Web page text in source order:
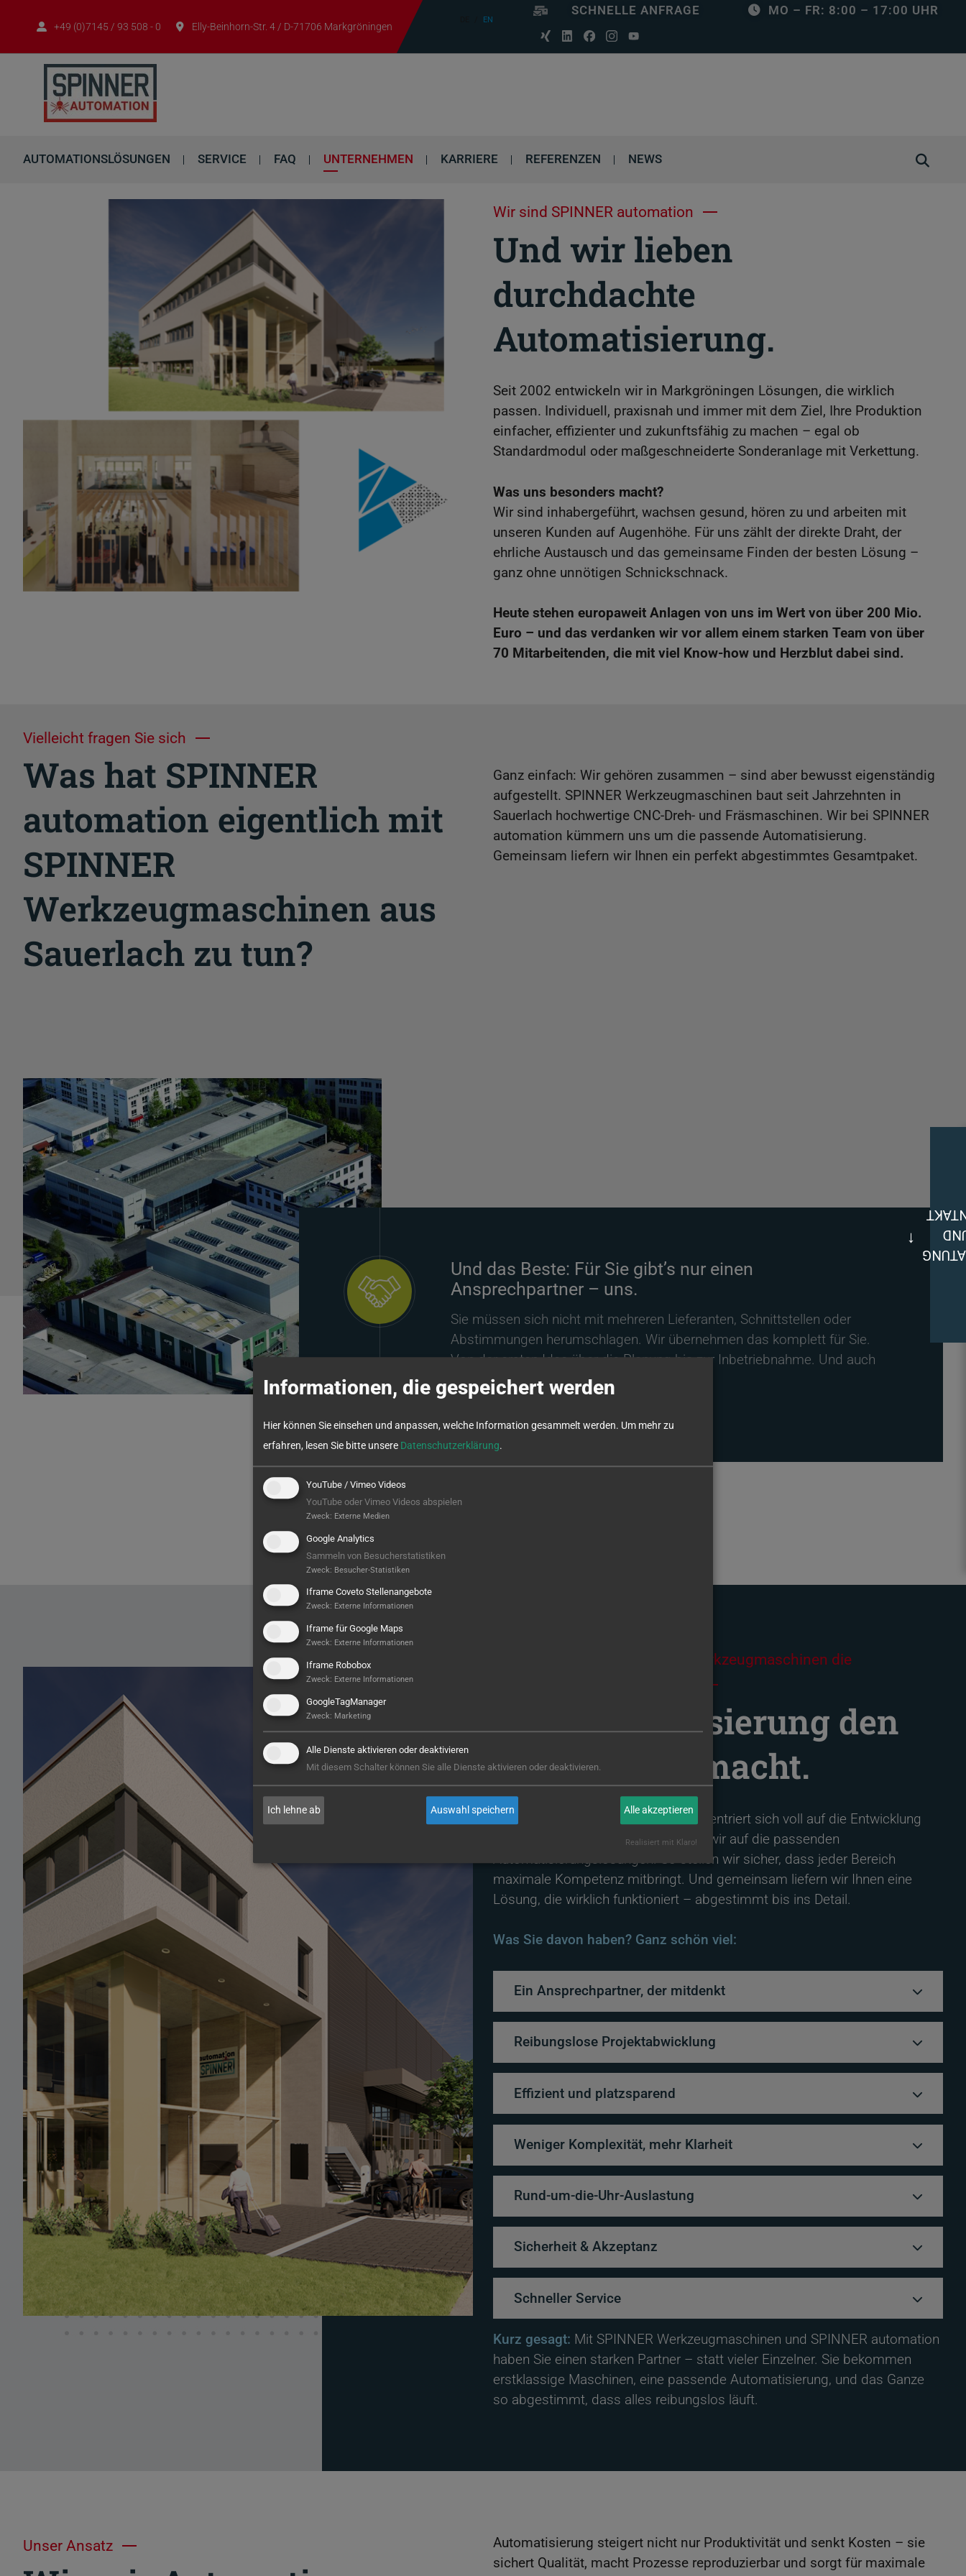
+49 (0)7145 / 93 508 - 0 Elly-Beinhorn-Str. 4 / D-71706 Markgröningen
EN
SCHNELLE ANFRAGE MO – FR: 8:00 – 17:00 UHR
AUTOMATIONSLÖSUNGEN SERVICE FAQ UNTERNEHMEN KARRIERE REFERENZEN NEWS
Wir sind SPINNER automation
Und wir lieben
durchdachte
Automatisierung.
Seit 2002 entwickeln wir in Markgröningen Lösungen, die wirklich
passen. Individuell, praxisnah und immer mit dem Ziel, Ihre Produktion
einfacher, effizienter und zukunftsfähig zu machen – egal ob
Standardmodul oder maßgeschneiderte Sonderanlage mit Verkettung.
Was uns besonders macht?
Wir sind inhabergeführt, wachsen gesund, hören zu und arbeiten mit
unseren Kunden auf Augenhöhe. Für uns zählt der direkte Draht, der
ehrliche Austausch und das gemeinsame Finden der besten Lösung –
ganz ohne unnötigen Schnickschnack.
Heute stehen europaweit Anlagen von uns im Wert von über 200 Mio.
Euro – und das verdanken wir vor allem einem starken Team von über
70 Mitarbeitenden, die mit viel Know-how und Herzblut dabei sind.
Vielleicht fragen Sie sich
Was hat SPINNER
automation eigentlich mit
SPINNER
Werkzeugmaschinen aus
Sauerlach zu tun?
Ganz einfach: Wir gehören zusammen – sind aber bewusst eigenständig
aufgestellt. SPINNER Werkzeugmaschinen baut seit Jahrzehnten in
Sauerlach hochwertige CNC-Dreh- und Fräsmaschinen. Wir bei SPINNER
automation kümmern uns um die passende Automatisierung.
Gemeinsam liefern wir Ihnen ein perfekt abgestimmtes Gesamtpaket.
Und das Beste: Für Sie gibt’s nur einen
Ansprechpartner – uns.
Sie müssen sich nicht mit mehreren Lieferanten, Schnittstellen oder
Abstimmungen herumschlagen. Wir übernehmen das komplett für Sie.
Von der ersten Idee über die Planung bis zur Inbetriebnahme. Und auch
danach sind wir für Sie da.
Warum übernimmt SPINNER Werkzeugmaschinen die
Weil Spezialisierung den
Unterschied macht.
SPINNER Werkzeugmaschinen konzentriert sich voll auf die Entwicklung
und Fertigung der Maschinen – und wir auf die passenden
Automatisierungslösungen. So stellen wir sicher, dass jeder Bereich
maximale Kompetenz mitbringt. Und gemeinsam liefern wir Ihnen eine
Lösung, die wirklich funktioniert – abgestimmt bis ins Detail.
Was Sie davon haben? Ganz schön viel:
Ein Ansprechpartner, der mitdenkt
Reibungslose Projektabwicklung
Effizient und platzsparend
Weniger Komplexität, mehr Klarheit
Rund-um-die-Uhr-Auslastung
Sicherheit & Akzeptanz
Schneller Service
Kurz gesagt: Mit SPINNER Werkzeugmaschinen und SPINNER automation
haben Sie einen starken Partner – statt vieler Einzelner. Sie bekommen
erstklassige Maschinen, eine passende Automatisierung, und das Ganze
so abgestimmt, dass alles reibungslos läuft.
Unser Ansatz
Automatisierung steigert nicht nur Produktivität und senkt Kosten – sie
sichert Qualität, macht Prozesse reproduzierbar und sorgt für maximale
Informationen, die gespeichert werden
Hier können Sie einsehen und anpassen, welche Information gesammelt werden. Um mehr zu
erfahren, lesen Sie bitte unsere Datenschutzerklärung.
YouTube / Vimeo Videos
YouTube oder Vimeo Videos abspielen
Zweck: Externe Medien
Google Analytics
Sammeln von Besucherstatistiken
Zweck: Besucher-Statistiken
Iframe Coveto Stellenangebote
Zweck: Externe Informationen
Iframe für Google Maps
Zweck: Externe Informationen
Iframe Robobox
Zweck: Externe Informationen
GoogleTagManager
Zweck: Marketing
Alle Dienste aktivieren oder deaktivieren
Mit diesem Schalter können Sie alle Dienste aktivieren oder deaktivieren.
Ich lehne ab Auswahl speichern Alle akzeptieren
Realisiert mit Klaro!